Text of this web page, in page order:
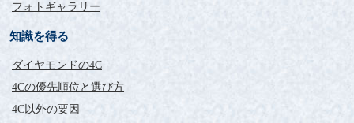
フォトギャラリー
知識を得る
ダイヤモンドの4C
4Cの優先順位と選び方
4C以外の要因